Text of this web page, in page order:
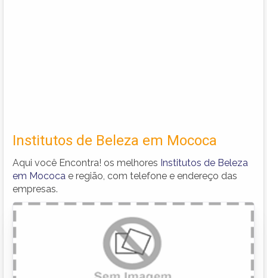
Institutos de Beleza em Mococa
Aqui você Encontra! os melhores Institutos de Beleza
em Mococa e região, com telefone e endereço das
empresas.